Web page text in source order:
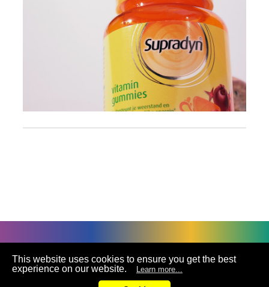
This website uses cookies to ensure you get the best
experience on our website.
Learn more...